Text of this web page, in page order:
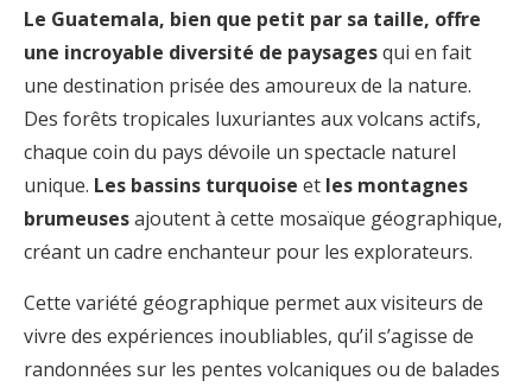
Le Guatemala, bien que petit par sa taille, offre
une incroyable diversité de paysagesqui en fait
une destination prisée des amoureux de la nature.
Des forêts tropicales luxuriantes aux volcans actifs,
chaque coin du pays dévoile un spectacle naturel
unique. Les bassins turquoise et les montagnes
brumeusesajoutent à cette mosaïque géographique,
créant un cadre enchanteur pour les explorateurs.
Cette variété géographique permet aux visiteurs de
vivre des expériences inoubliables, qu’il s’agisse de
randonnées sur les pentes volcaniques ou de balades